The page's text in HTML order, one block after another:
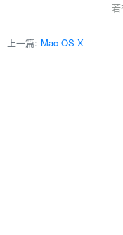
上一篇: Mac OS X